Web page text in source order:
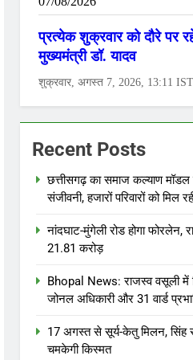
Recent Posts
छत्तीसगढ़ का समाज कल्याण
संजीवनी, हजारों परिवारों को मिल
नांदघाट-मुंगेली रोड होगा
21.81 करोड़
Bhopal News: राजस्व वसूली में
जोनल अधिकारी और 31 वार्ड
17 अगस्त से सूर्य-केतु मिलन, सिंह
चमकेगी किस्मत